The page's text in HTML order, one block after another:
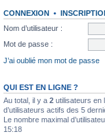
CONNEXION •
Nom d’utilisateur :
Mot de passe :
J’ai oublié mon mot de passe
QUI EST EN LIGNE ?
Au total, il y a 2 utilisateurs en
d’utilisateurs actifs des 5
Le nombre maximal
15:18